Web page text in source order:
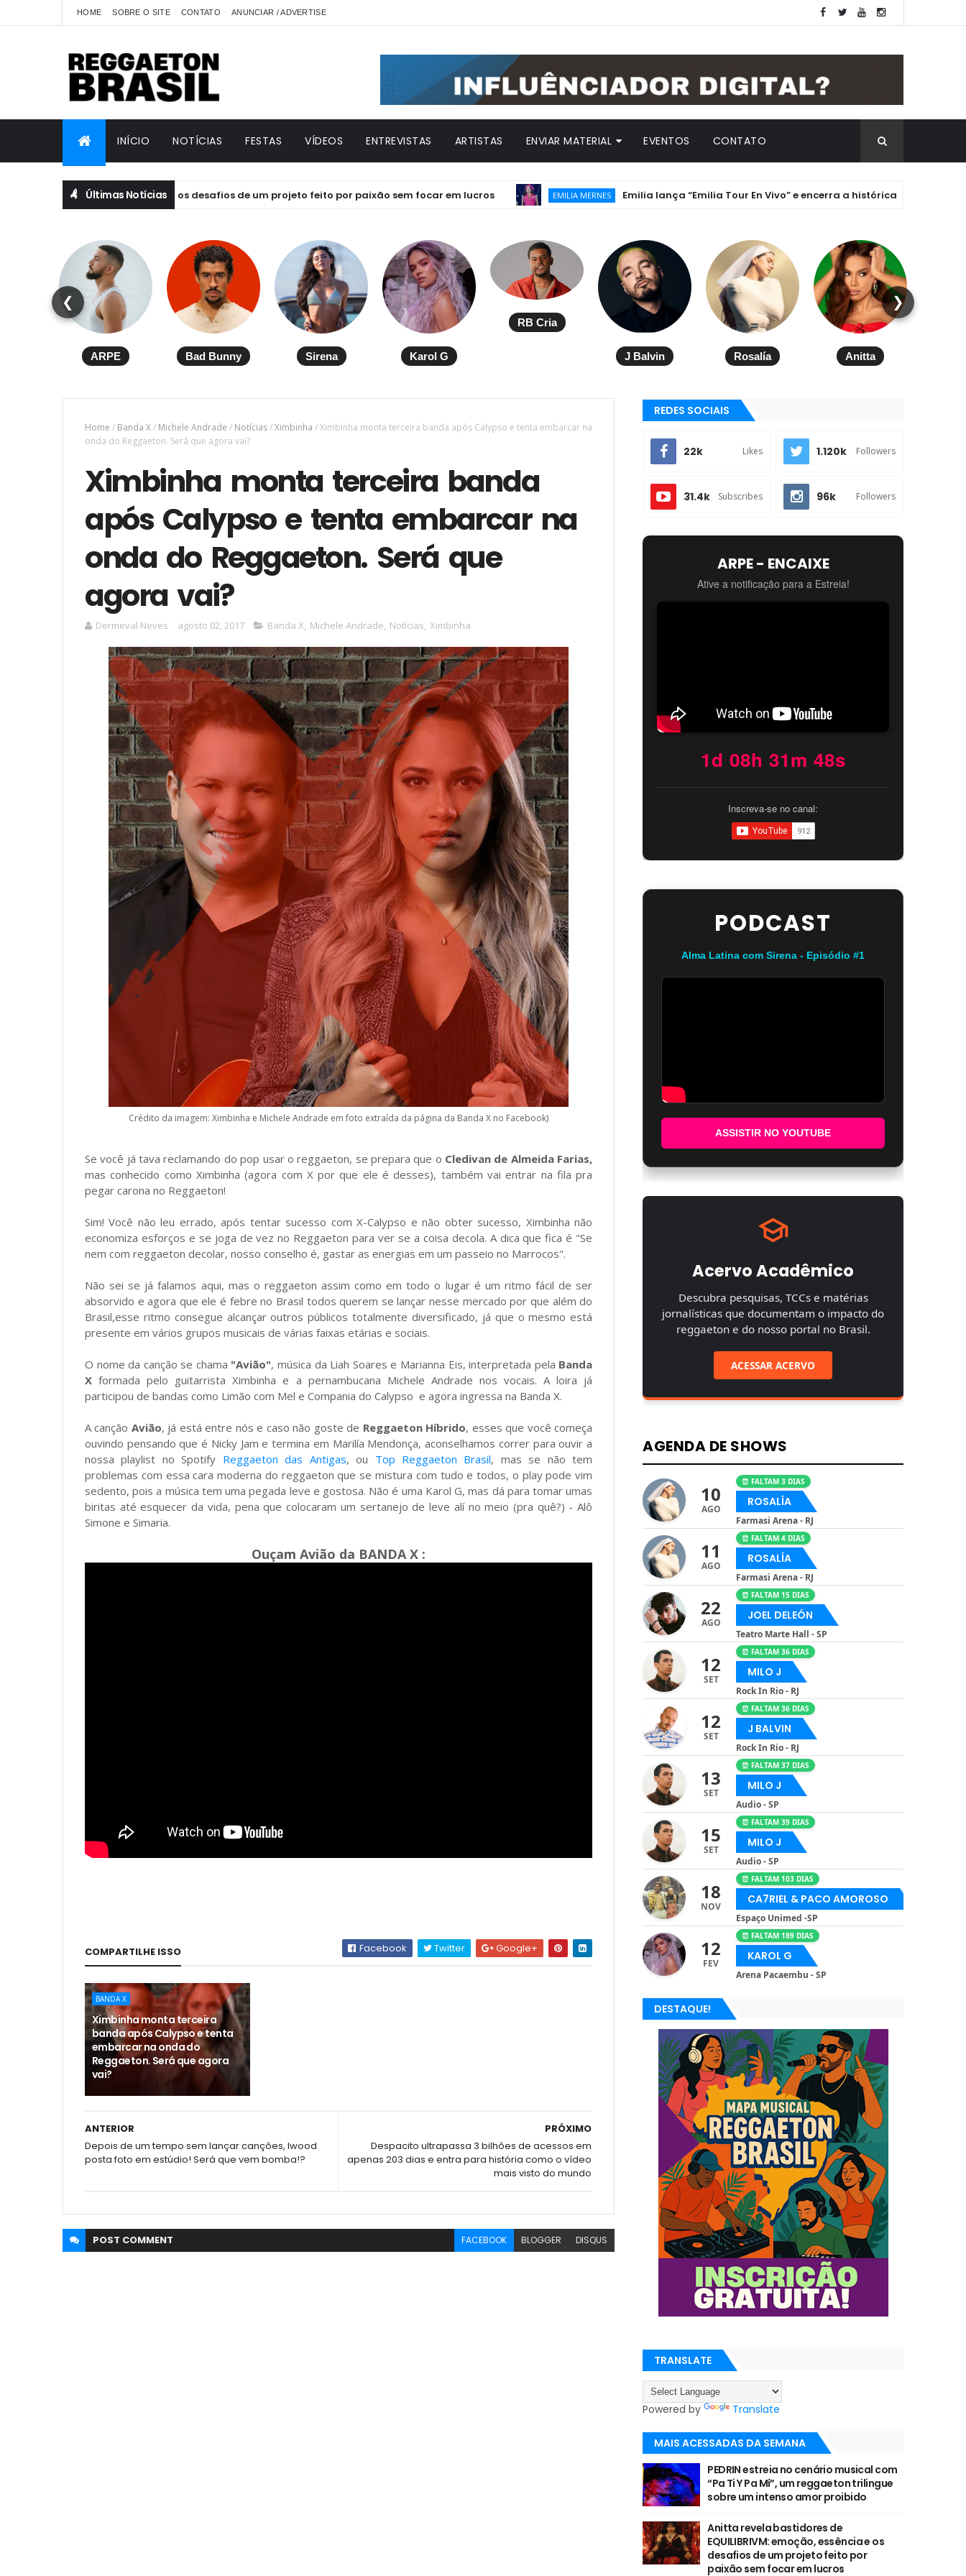
HOME SOBRE O SITE CONTATO ANUNCIAR / ADVERTISE
INÍCIO NOTÍCIAS FESTAS VÍDEOS ENTREVISTAS ARTISTAS ENVIAR MATERIAL EVENTOS CONTATO
Últimas Notícias
emoção, essência e os desafios de um projeto feito por paixão sem focar em lucros EMILIA MERNES Emilia lança “Emilia Tour En Vivo” e encerra a histórica Era ".mp3" com
❮
ARPE Bad Bunny Sirena Karol G
RB Cria
J Balvin Rosalía Anitta
❯
Home / Banda X/ Michele Andrade / Notícias/Ximbinha /Ximbinha monta terceira banda após Calypso e tenta embarcar na
onda do Reggaeton. Será que agora vai?
Ximbinha monta terceira banda
após Calypso e tenta embarcar na
onda do Reggaeton. Será que
agora vai?
Dermeval Neves agosto 02, 2017 Banda X, Michele Andrade, Notícias, Ximbinha
Crédito da imagem: Ximbinha e Michele Andrade em foto extraída da página da Banda X no Facebook)
Se você já tava reclamando do pop usar o reggaeton, se prepara que o Cledivan de Almeida Farias,
mas conhecido como Ximbinha (agora com X por que ele é desses), também vai entrar na fila pra
pegar carona no Reggaeton!
Sim! Você não leu errado, após tentar sucesso com X-Calypso e não obter sucesso, Ximbinha não
economiza esforços e se joga de vez no Reggaeton para ver se a coisa decola. A dica que fica é "Se
nem com reggaeton decolar, nosso conselho é, gastar as energias em um passeio no Marrocos".
Não sei se já falamos aqui, mas o reggaeton assim como em todo o lugar é um ritmo fácil de ser
absorvido e agora que ele é febre no Brasil todos querem se lançar nesse mercado por que além do
Brasil,esse ritmo consegue alcançar outros públicos totalmente diversificado, já que o mesmo está
presente em vários grupos musicais de várias faixas etárias e sociais.
O nome da canção se chama "Avião", música da Liah Soares e Marianna Eis, interpretada pela Banda
X formada pelo guitarrista Ximbinha e a pernambucana Michele Andrade nos vocais. A loira já
participou de bandas como Limão com Mel e Compania do Calypso e agora ingressa na Banda X.
A canção Avião, já está entre nós e caso não goste de Reggaeton Híbrido, esses que você começa
ouvindo pensando que é Nicky Jam e termina em Marilía Mendonça, aconselhamos correr para ouvir a
nossa playlist no Spotify Reggaeton das Antigas, ou Top Reggaeton Brasil, mas se não tem
problemas com essa cara moderna do reggaeton que se mistura com tudo e todos, o play pode vim
sedento, pois a música tem uma pegada leve e gostosa. Não é uma Karol G, mas dá para tomar umas
biritas até esquecer da vida, pena que colocaram um sertanejo de leve alí no meio (pra quê?) - Alô
Simone e Simaria.
Ouçam Avião da BANDA X :
COMPARTILHE ISSO Facebook Twitter Google+
BANDA X
Ximbinha monta terceira
banda após Calypso e tenta
embarcar na onda do
Reggaeton. Será que agora
vai?
PRÓXIMO
Despacito ultrapassa 3 bilhões de acessos em
apenas 203 dias e entra para história como o vídeo
mais visto do mundo
ANTERIOR
Depois de um tempo sem lançar canções, Iwood
posta foto em estúdio! Será que vem bomba!?
POST COMMENT FACEBOOK BLOGGER DISQUS
REDES SOCIAIS
22k Likes 1.120k Followers
31.4k Subscribes 96k Followers
ARPE - ENCAIXE
Ative a notificação para a Estreia!
1d 08h 31m 47s
Inscreva-se no canal:
PODCAST
Alma Latina com Sirena - Episódio #1
ASSISTIR NO YOUTUBE
Acervo Acadêmico
Descubra pesquisas, TCCs e matérias
jornalísticas que documentam o impacto do
reggaeton e do nosso portal no Brasil.
ACESSAR ACERVO
AGENDA DE SHOWS
10
AGO
⏰ FALTAM 3 DIAS
ROSALÍA
Farmasi Arena - RJ
11
AGO
⏰ FALTAM 4 DIAS
ROSALÍA
Farmasi Arena - RJ
22
AGO
⏰ FALTAM 15 DIAS
JOEL DELEÓN
Teatro Marte Hall - SP
12
SET
⏰ FALTAM 36 DIAS
MILO J
Rock In Rio - RJ
12
SET
⏰ FALTAM 36 DIAS
J BALVIN
Rock In Rio - RJ
13
SET
⏰ FALTAM 37 DIAS
MILO J
Audio - SP
15
SET
⏰ FALTAM 39 DIAS
MILO J
Audio - SP
18
NOV
⏰ FALTAM 103 DIAS
CA7RIEL & PACO AMOROSO
Espaço Unimed -SP
12
FEV
⏰ FALTAM 189 DIAS
KAROL G
Arena Pacaembu - SP
DESTAQUE!
TRANSLATE
Powered by Translate
MAIS ACESSADAS DA SEMANA
PEDRIN estreia no cenário musical com
“Pa Ti Y Pa Mí”, um reggaeton trilingue
sobre um intenso amor proibido
Anitta revela bastidores de
EQUILIBRIVM: emoção, essência e os
desafios de um projeto feito por
paixão sem focar em lucros